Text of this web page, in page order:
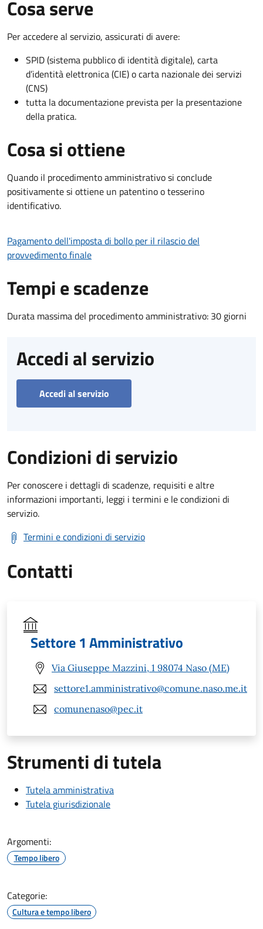
Cosa serve
Per accedere al servizio, assicurati di avere:
SPID (sistema pubblico di identità digitale), carta
d’identità elettronica (CIE) o carta nazionale dei servizi
(CNS)
tutta la documentazione prevista per la presentazione
della pratica.
Cosa si ottiene
Quando il procedimento amministrativo si conclude
positivamente si ottiene un patentino o tesserino
identificativo.
Pagamento dell'imposta di bollo per il rilascio del
provvedimento finale
Tempi e scadenze
Durata massima del procedimento amministrativo: 30 giorni
Accedi al servizio
Accedi al servizio
Condizioni di servizio
Per conoscere i dettagli di scadenze, requisiti e altre
informazioni importanti, leggi i termini e le condizioni di
servizio.
Termini e condizioni di servizio
Contatti
Settore 1 Amministrativo
Via Giuseppe Mazzini, 1 98074 Naso (ME)
settore1.amministrativo@comune.naso.me.it
comunenaso@pec.it
Strumenti di tutela
Tutela amministrativa
Tutela giurisdizionale
Argomenti:
Tempo libero
Categorie:
Cultura e tempo libero